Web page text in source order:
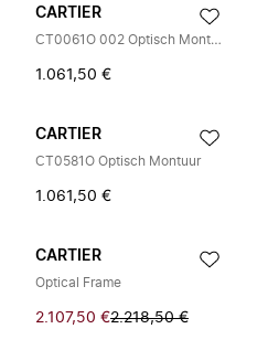
CARTIER
CT0061O 002 Optisch Montuur
1.061,50 €
CARTIER
CT0581O Optisch Montuur
1.061,50 €
CARTIER
Optical Frame
2.107,50 €2.218,50 €